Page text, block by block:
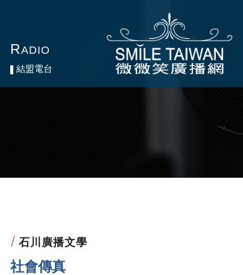
RADIO
結盟電台
RADIO
結盟電台
石川廣播文學
社會傳真